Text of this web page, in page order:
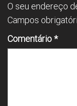
O seu endereço
Campos
Comentário*